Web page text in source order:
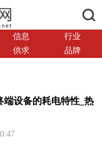
信息
行业
供求 品牌
端设备的耗电特性_热